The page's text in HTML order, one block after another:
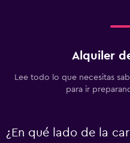
Alquiler
Lee todo lo que necesitas
para ir
¿En qué lado de la